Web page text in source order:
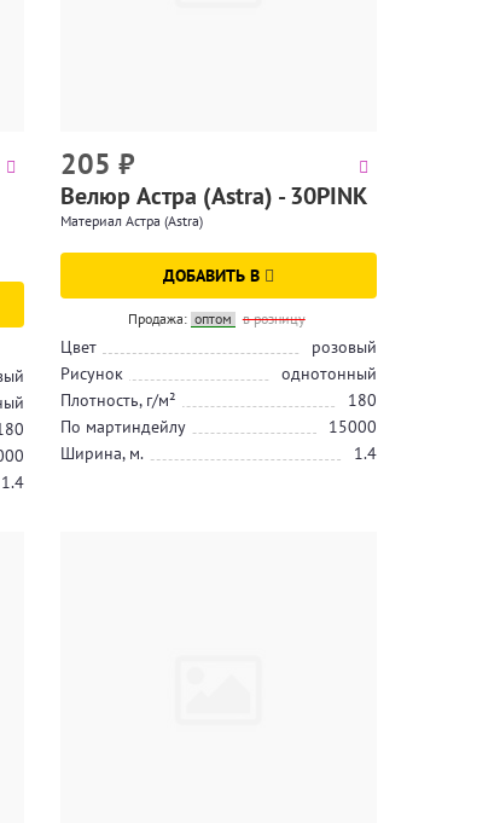
1.4
205 ₽
Велюр Астра (Astra) - 30PINK
Материал Астра (Astra)
ДОБАВИТЬ В
Продажа: оптом в розницу
Цвет
розовый
Рисунок
однотонный
Плотность, г/м²
180
По мартиндейлу
15000
Ширина, м.
1.4